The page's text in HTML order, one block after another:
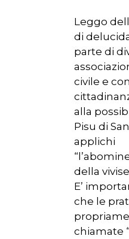
Leggo
di
parte di
civile e
alla
Pisu di
applichi
della
E’
che le
chiamate